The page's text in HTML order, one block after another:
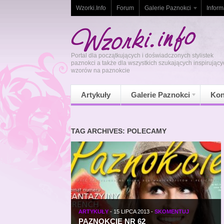
Wzorki.Info Forum Galerie Paznokci
Portal dla początkujących i doświadczonych stylistek
paznokci a także dla wszystkich szukających
wzorów na paznokcie
Artykuły Galerie Paznokci
TAG ARCHIVES: POLECAMY
ARTYKUŁY - 15 LIPCA 2013 - SKOMENTUJ
PAZNOKCIE NR 62